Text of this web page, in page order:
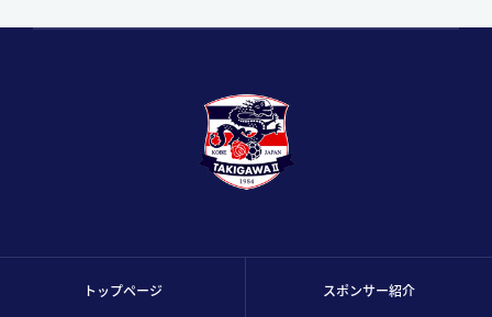
トップページ スポンサー紹介